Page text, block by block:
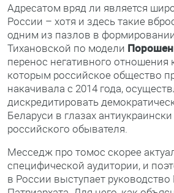
Адресатом вряд ли является
России – хотя и здесь такие
одним из пазлов в
Тихановской по модели
перенос негативного отношения
которым российское общество
накачивала с 2014 года,
дискредитировать
Беларуси в глазах
российского обывателя.
Месседж про томос скорее
специфической аудитории, и
в России выступает